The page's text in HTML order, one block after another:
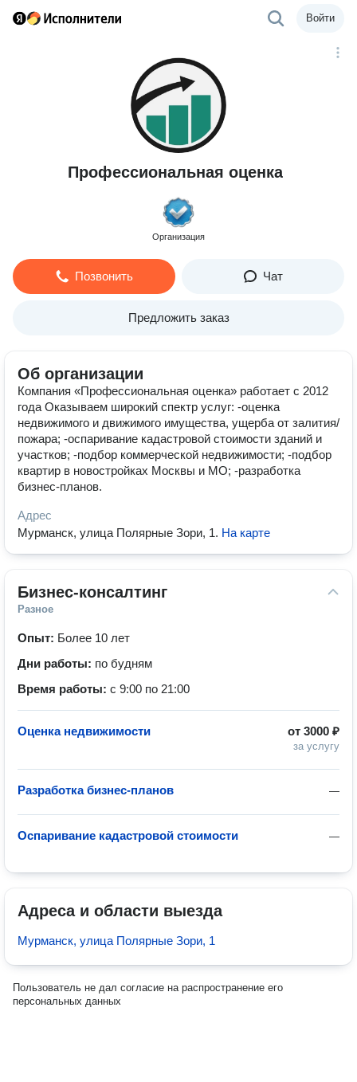
Войти
Профессиональная оценка
Организация
Позвонить Чат
Предложить заказ
Об организации
Компания «Профессиональная оценка» работает с 2012
года Оказываем широкий спектр услуг: -оценка
недвижимого и движимого имущества, ущерба от залития/
пожара; -оспаривание кадастровой стоимости зданий и
участков; -подбор коммерческой недвижимости; -подбор
квартир в новостройках Москвы и МО; -разработка
бизнес-планов.
Адрес
Мурманск, улица Полярные Зори, 1. На карте
Бизнес-консалтинг
Разное
Опыт: Более 10 лет
Дни работы: по будням
Время работы: с 9:00 по 21:00
от 3000 ₽
за услугу
Оценка недвижимости
—
Разработка бизнес-планов
—
Оспаривание кадастровой стоимости
Адреса и области выезда
Мурманск, улица Полярные Зори, 1
Пользователь не дал согласие на распространение его
персональных данных